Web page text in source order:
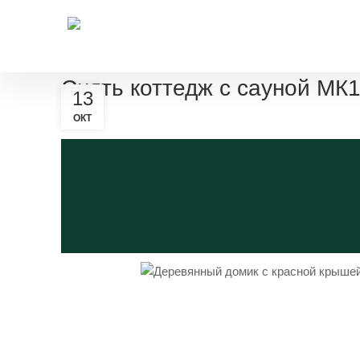
Снять коттедж с сауной МК1
13
ОКТ